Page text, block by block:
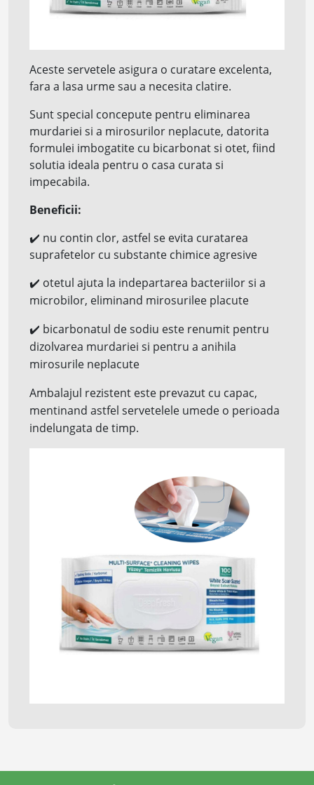
Aceste servetele asigura o curatare excelenta,
fara a lasa urme sau a necesita clatire.
Sunt special concepute pentru eliminarea
murdariei si a mirosurilor neplacute, datorita
formulei imbogatite cu bicarbonat si otet, fiind
solutia ideala pentru o casa curata si
impecabila.
Beneficii:
✔️ nu contin clor, astfel se evita curatarea
suprafetelor cu substante chimice agresive
✔️ otetul ajuta la indepartarea bacteriilor si a
microbilor, eliminand mirosurilee placute
✔️ bicarbonatul de sodiu este renumit pentru
dizolvarea murdariei si pentru a anihila
mirosurile neplacute
Ambalajul rezistent este prevazut cu capac,
mentinand astfel servetelele umede o perioada
indelungata de timp.